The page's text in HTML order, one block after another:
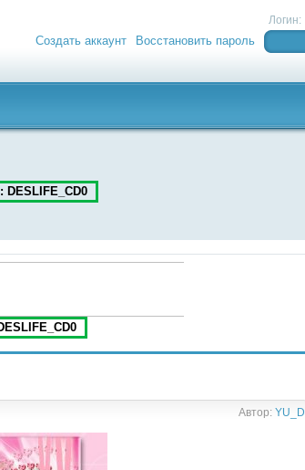
Логин:
Создать аккаунт Восстановить пароль
DESLIFE_CD0
Автор:YU_D